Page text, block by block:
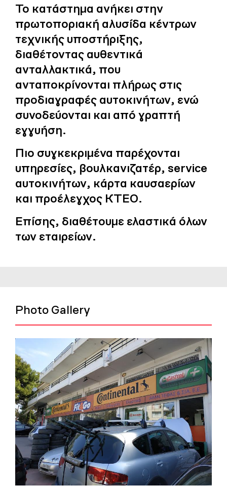
Το κατάστημα ανήκει στην
πρωτοποριακή αλυσίδα κέντρων
τεχνικής υποστήριξης,
διαθέτοντας αυθεντικά
ανταλλακτικά, που
ανταποκρίνονται πλήρως στις
προδιαγραφές αυτοκινήτων, ενώ
συνοδεύονται και από γραπτή
εγγυήση.
Πιο συγκεκριμένα παρέχονται
υπηρεσίες, βουλκανιζατέρ, service
αυτοκινήτων, κάρτα καυσαερίων
και προέλεγχος ΚΤΕΟ.
Επίσης, διαθέτουμε ελαστικά όλων
των εταιρείων.
Photo Gallery